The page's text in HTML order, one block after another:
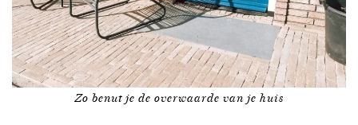
Zo benut je de overwaarde van je huis